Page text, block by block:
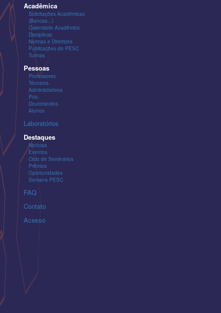
Acadêmica
Solicitações Acadêmicas
(Bancas...)
Calendário Acadêmico
Disciplinas
Normas e Diretrizes
Publicações do PESC
Turmas
Pessoas
Professores
Técnicos-
Administrativos
Pós-
Doutorandos
Alunos
Laboratórios
Destaques
Notícias
Eventos
Ciclo de Seminários
Prêmios
Oportunidades
Semana PESC
FAQ
Contato
Acesso